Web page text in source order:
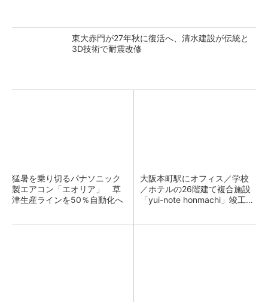
東大赤門が27年秋に復活へ、清水建設が伝統と
3D技術で耐震改修
猛暑を乗り切るパナソニック
製エアコン「エオリア」 草
津生産ラインを50％自動化へ
大阪本町駅にオフィス／学校
／ホテルの26階建て複合施設
「yui-note honmachi」竣工、